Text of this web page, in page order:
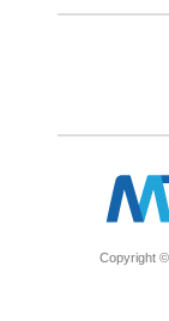
Copyright